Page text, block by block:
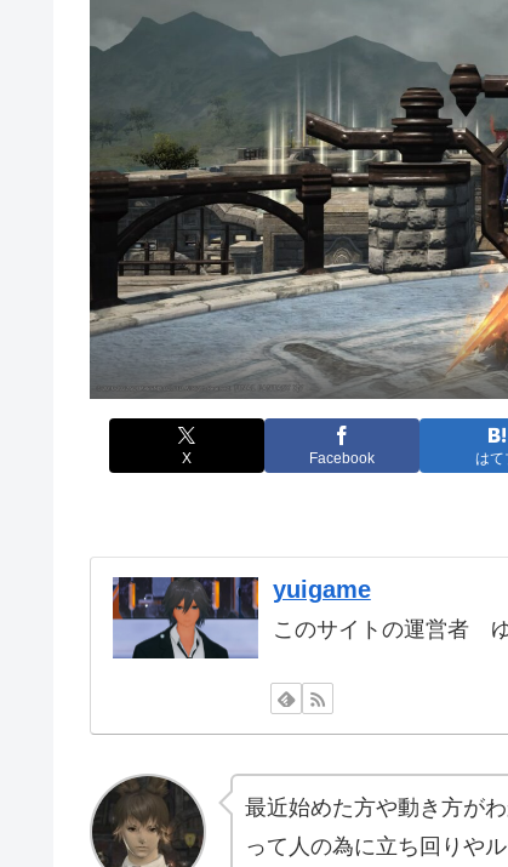
X Facebook はて
yuigame
このサイトの運営者
最近始めた方や動き方が
って人の為に立ち回りや